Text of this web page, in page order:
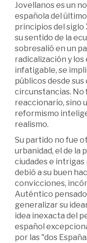
Jovellanos es un
española del
principios del siglo
su sentido de la
sobresalió en un
radicalización y
infatigable, se
públicos desde
circunstancias. No
reaccionario, sino
reformismo
realismo.
Su partido no fue
urbanidad, el de la
ciudades e intrigas
debió a su buen
convicciones,
Auténtico
generalizar su
idea inexacta del
español
por las "dos